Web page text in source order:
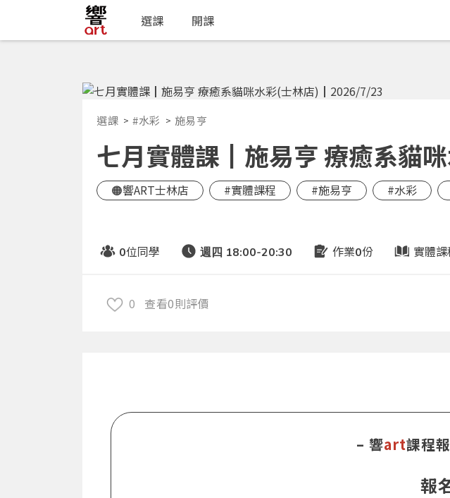
選課 開課
選課 #水彩 施易亨
七月實體課┃施易亨 療癒系貓
🟠響ART士林店 #實體課程 #施易亨 #水彩
0位同學 週四 18:00-20:30 作業0份 實體課
0 查看0則評價
– 響art課程
報